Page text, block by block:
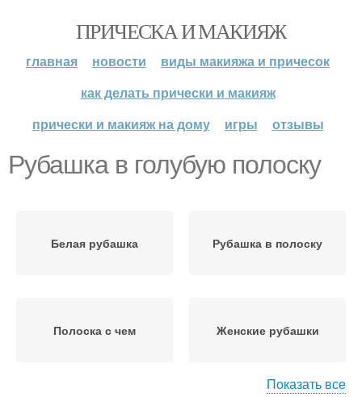
ПРИЧЕСКА И МАКИЯЖ
главная новости
виды макияжа и причесок
как делать прически и макияж
прически и макияж на дому
игры отзывы
Рубашка в голубую полоску
Белая рубашка Рубашка в полоску
Полоска с чем Женские рубашки
Показать все